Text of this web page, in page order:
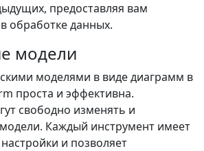
предоставляя вам
обработке данных.
модели
моделями в виде диаграмм в
проста и эффективна.
свободно изменять и
Каждый инструмент имеет
и позволяет